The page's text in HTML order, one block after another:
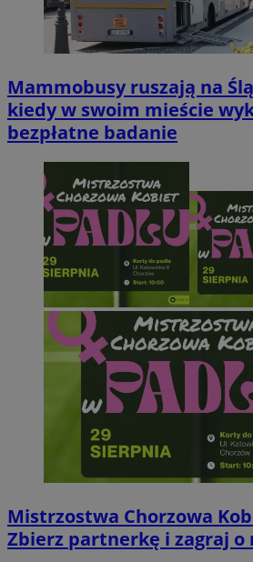
Mammobusy ruszają na
kiedy w swoim mieście
bezpłatne badanie
Mistrzostwa Chorzowa
Zbierz partnerkę i zagraj o